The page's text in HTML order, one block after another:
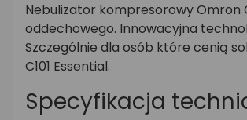
Nebulizator kompresorowy Omron
oddechowego. Innowacyjna
Szczególnie dla osób które cenią
C101 Essential.
Specyfikacja